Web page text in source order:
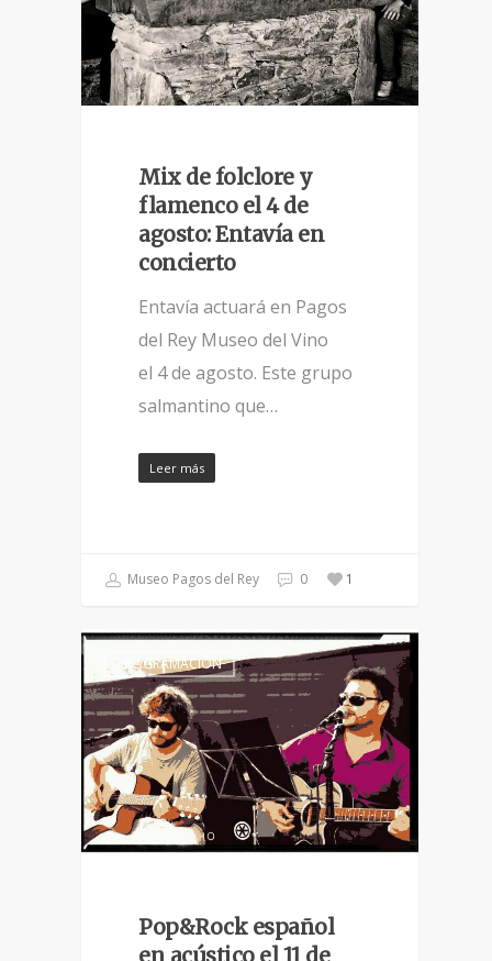
Mix de folclore y
flamenco el 4 de
agosto: Entavía en
concierto
Entavía actuará en Pagos
del Rey Museo del Vino
el 4 de agosto. Este grupo
salmantino que…
Leer más
Museo Pagos del Rey 0 1
PROGRAMACIÓN
Pop&Rock español
en acústico el 11 de